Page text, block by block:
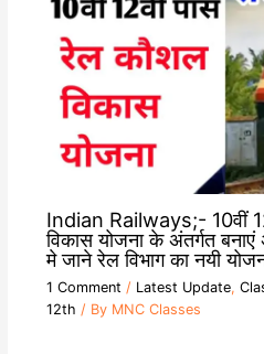
Indian Railways;- 10वीं
विकास योजना के अंतर्गत
मे जाने रेल विभाग का नयी
1 Comment / Latest Update,
12th / By MNC Classes